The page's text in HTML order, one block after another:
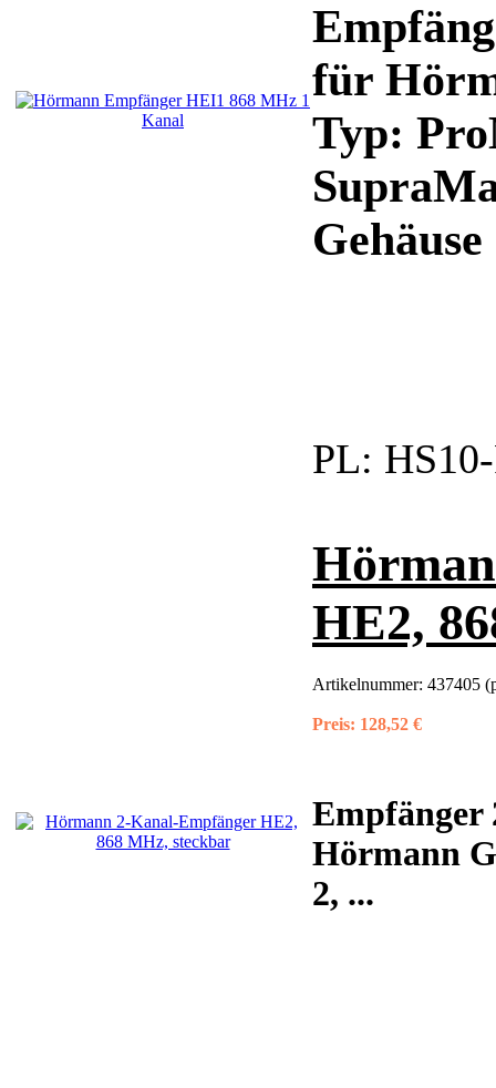
für
Typ:
Gehäuse
PL:
HE2,
Artikelnummer: 437405
Preis: 128,52 €
Empfänger
Hörmann
2, ...